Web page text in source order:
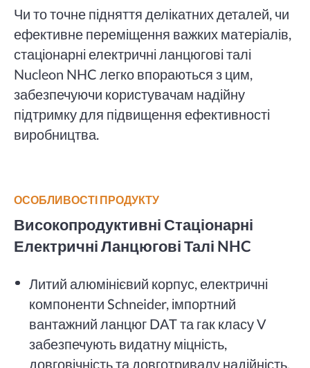
Чи то точне підняття делікатних деталей, чи
ефективне переміщення важких матеріалів,
стаціонарні електричні ланцюгові талі
Nucleon NHC легко впораються з цим,
забезпечуючи користувачам надійну
підтримку для підвищення ефективності
виробництва.
ОСОБЛИВОСТІ ПРОДУКТУ
Високопродуктивні Стаціонарні
Електричні Ланцюгові Талі NHC
Литий алюмінієвий корпус, електричні
компоненти Schneider, імпортний
вантажний ланцюг DAT та гак класу V
забезпечують видатну міцність,
довговічність та довготривалу надійність.